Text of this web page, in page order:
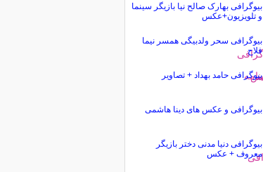
بیوگرافی بهارک صالح نیا بازیگر سینما
و تلویزیون+عکس
بیوگرافی سحر ولدبیگی همسر نیما
فلاح
بیوگرافی حامد بهداد + تصاویر
بیوگرافی و عکس های دینا هاشمی
بیوگرافی دنیا مدنی دختر بازیگر
معروف + عکس